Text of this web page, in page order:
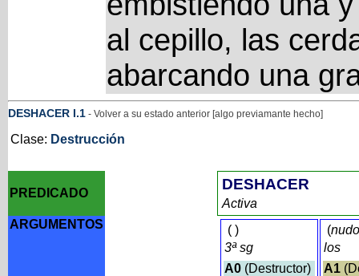
al cepillo, las
abarcando una
DESHACER I.1- Volver a su estado anterior [algo previamante hecho]
Clase: Destrucción
PREDICADO
DESHACER
Activa
ARGUMENTOS
()
3ª sg
A0(Destructor)
(nudo
los
A1